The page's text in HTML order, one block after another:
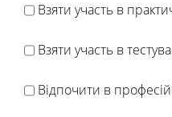
Взяти участь в
Взяти участь в
Відпочити в